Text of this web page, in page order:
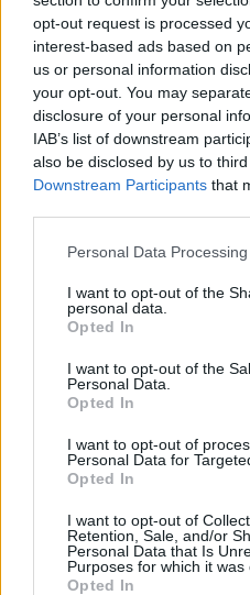
opt-out request is processed
interest-based ads based on
us or personal information
your opt-out. You may
disclosure of your personal
IAB’s list of downstream
also be disclosed by us to
Downstream Participants that
Please note that this website/
not limited to your visit or
grant or deny consent to
use your data for below
consent section.
Personal Data
I want to opt-out of the
personal data.
Opted In
I want to opt-out of the
Personal Data.
Opted In
I want to opt-out of
Personal Data for
Opted In
I want to opt-out of
Retention, Sale, and/or
Personal Data that Is
Purposes for which it was
Opted In
Hirdetés
Hirdetés